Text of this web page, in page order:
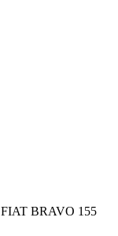
FIAT BRAVO 155